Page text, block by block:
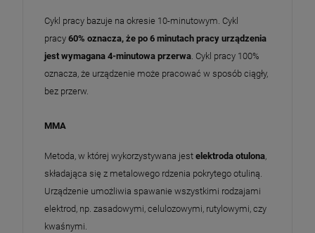
Cykl pracy bazuje na okresie 10-minutowym. Cykl
pracy 60% oznacza, że po 6 minutach pracy urządzenia
jest wymagana 4-minutowa przerwa . Cykl pracy 100%
oznacza, że urządzenie może pracować w sposób ciągły,
bez przerw.
MMA
Metoda, w której wykorzystywana jest elektroda otulona,
składająca się z metalowego rdzenia pokrytego otuliną.
Urządzenie umożliwia spawanie wszystkimi rodzajami
elektrod, np. zasadowymi, celulozowymi, rutylowymi, czy
kwaśnymi.